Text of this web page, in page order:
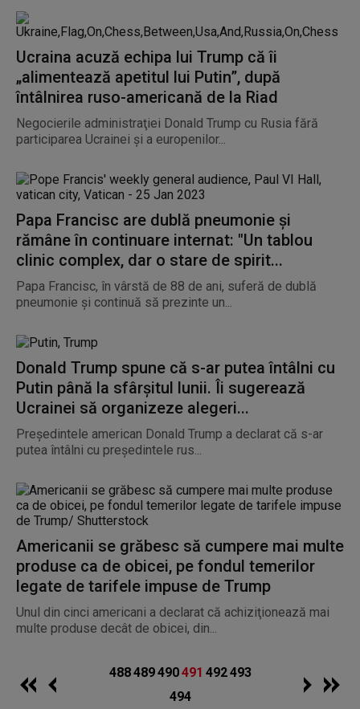
Ucraina acuză echipa lui Trump că îi
„alimentează apetitul lui Putin”, după
întâlnirea ruso-americană de la Riad
Negocierile administraţiei Donald Trump cu Rusia fără
participarea Ucrainei şi a europenilor...
Papa Francisc are dublă pneumonie și
rămâne în continuare internat: "Un tablou
clinic complex, dar o stare de spirit...
Papa Francisc, în vârstă de 88 de ani, suferă de dublă
pneumonie şi continuă să prezinte un...
Donald Trump spune că s-ar putea întâlni cu
Putin până la sfârșitul lunii. Îi sugerează
Ucrainei să organizeze alegeri...
Preşedintele american Donald Trump a declarat că s-ar
putea întâlni cu preşedintele rus...
Americanii se grăbesc să cumpere mai multe
produse ca de obicei, pe fondul temerilor
legate de tarifele impuse de Trump
Unul din cinci americani a declarat că achiziţionează mai
multe produse decât de obicei, din...
488489490491 492493
494